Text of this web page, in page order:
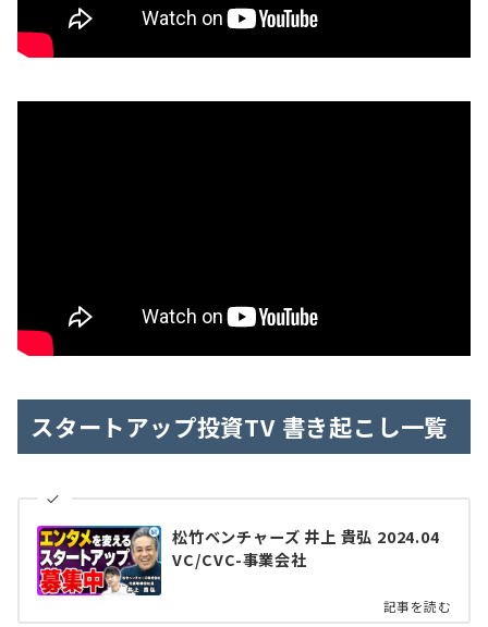
スタートアップ投資TV 書き起こし一覧
松竹ベンチャーズ 井上 貴弘 2024.04
VC/CVC-事業会社
記事を読む